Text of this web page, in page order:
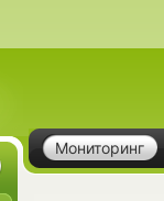
Мониторинг